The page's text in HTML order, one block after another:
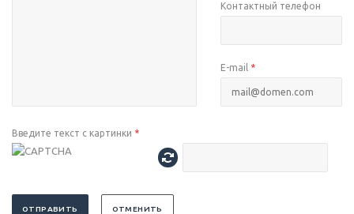
Контактный телефон
E-mail *
Введите текст с картинки *
ОТПРАВИТЬ ОТМЕНИТЬ